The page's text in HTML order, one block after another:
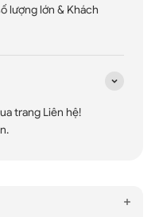
lượng lớn & Khách
trang Liên hệ!